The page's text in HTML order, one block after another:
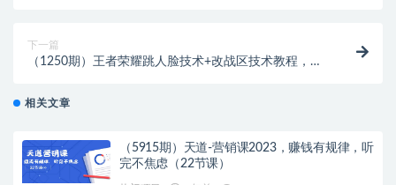
下一篇
（1250期）王者荣耀跳人脸技术+改战区技术教程，一
相关文章
（5915期）天道-营销课2023，赚钱有规律，听
完不焦虑（22节课）